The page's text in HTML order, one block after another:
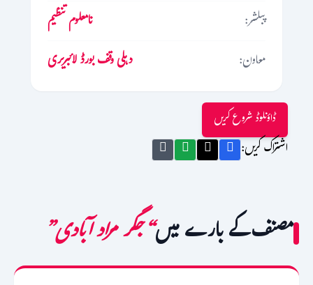
پبلشر:
نامعلوم تنظیم
معاون:
دہلی وقف بورڈ لائبریری
ڈاؤنلوڈ شروع کریں
اشتراک کریں:
مصنف کے بارے میں“جگر مراد آبادی”